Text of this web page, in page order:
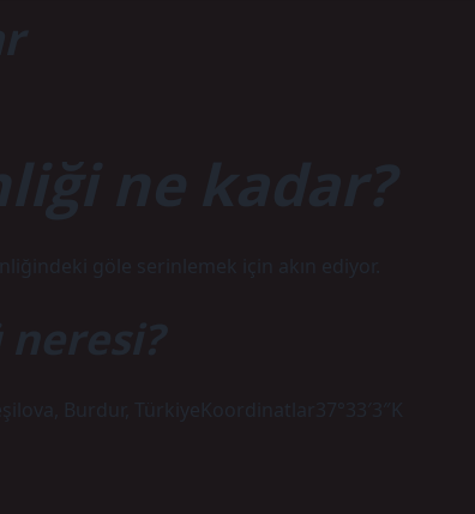
ne kadar?
göle serinlemek için akın ediyor.
neresi?
Burdur, TürkiyeKoordinatlar37°33′3″K